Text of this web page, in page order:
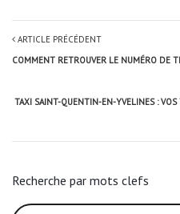
ARTICLE PRÉCÉDENT
COMMENT RETROUVER LE NUMÉRO DE
TAXI SAINT-QUENTIN-EN-YVELINES :
Recherche par mots clefs